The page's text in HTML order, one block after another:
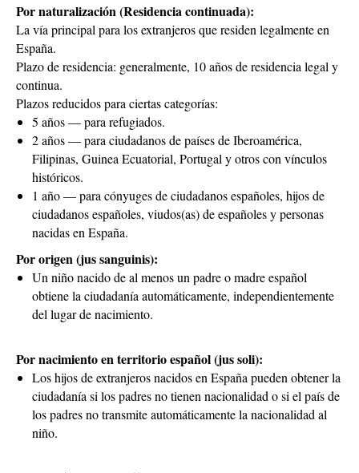
Por naturalización (Residencia continuada):
La vía principal para los extranjeros que residen legalmente en
España.
Plazo de residencia: generalmente, 10 años de residencia legal y
continua.
Plazos reducidos para ciertas categorías:
5 años — para refugiados.
2 años — para ciudadanos de países de Iberoamérica,
Filipinas, Guinea Ecuatorial, Portugal y otros con vínculos
históricos.
1 año — para cónyuges de ciudadanos españoles, hijos de
ciudadanos españoles, viudos(as) de españoles y personas
nacidas en España.
Por origen (jus sanguinis):
Un niño nacido de al menos un padre o madre español
obtiene la ciudadanía automáticamente, independientemente
del lugar de nacimiento.
Por nacimiento en territorio español (jus soli):
Los hijos de extranjeros nacidos en España pueden obtener la
ciudadanía si los padres no tienen nacionalidad o si el país de
los padres no transmite automáticamente la nacionalidad al
niño.